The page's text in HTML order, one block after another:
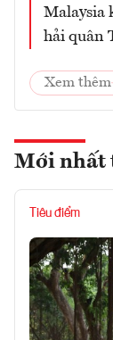
Malaysia
hải quân
Xem thêm
Mới nhất
Tiêu điểm